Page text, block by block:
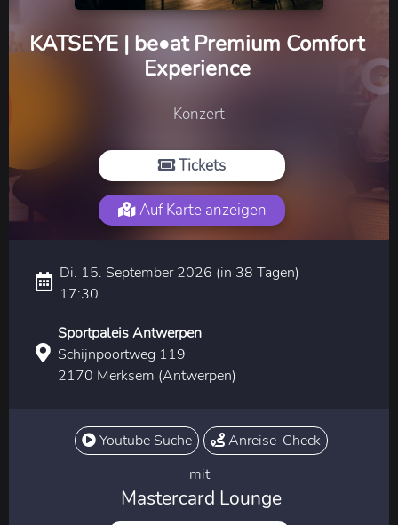
KATSEYE | be•at Premium Comfort
Experience
Konzert
Tickets
Auf Karte anzeigen
Di. 15. September 2026 (in 38 Tagen)
17:30
Sportpaleis Antwerpen
Schijnpoortweg 119
2170 Merksem (Antwerpen)
Youtube Suche
Anreise-Check
mit
Mastercard Lounge